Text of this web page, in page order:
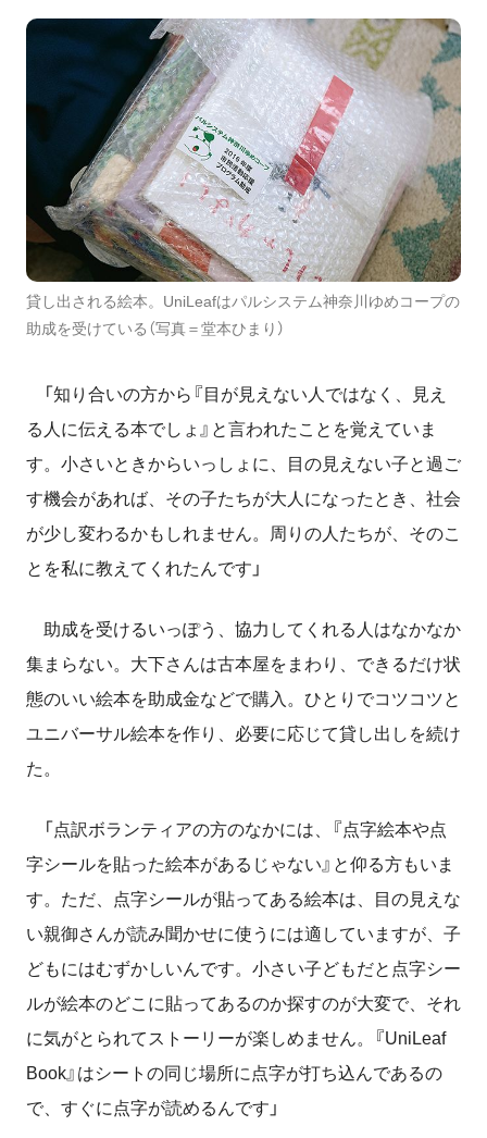
貸し出される絵本。UniLeafはパルシステム神奈川ゆめコープの
助成を受けている（写真＝堂本ひまり）
「知り合いの方から『目が見えない人ではなく、見え
る人に伝える本でしょ』と言われたことを覚えていま
す。小さいときからいっしょに、目の見えない子と過ご
す機会があれば、その子たちが大人になったとき、社会
が少し変わるかもしれません。周りの人たちが、そのこ
とを私に教えてくれたんです」
助成を受けるいっぽう、協力してくれる人はなかなか
集まらない。大下さんは古本屋をまわり、できるだけ状
態のいい絵本を助成金などで購入。ひとりでコツコツと
ユニバーサル絵本を作り、必要に応じて貸し出しを続け
た。
「点訳ボランティアの方のなかには、『点字絵本や点
字シールを貼った絵本があるじゃない』と仰る方もいま
す。ただ、点字シールが貼ってある絵本は、目の見えな
い親御さんが読み聞かせに使うには適していますが、子
どもにはむずかしいんです。小さい子どもだと点字シー
ルが絵本のどこに貼ってあるのか探すのが大変で、それ
に気がとられてストーリーが楽しめません。『UniLeaf
Book』はシートの同じ場所に点字が打ち込んであるの
で、すぐに点字が読めるんです」